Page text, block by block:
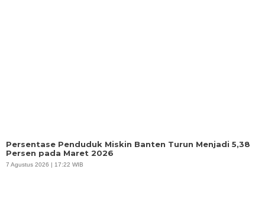
Persentase Penduduk Miskin Banten Turun Menjadi 5,38
Persen pada Maret 2026
7 Agustus 2026 | 17:22 WIB